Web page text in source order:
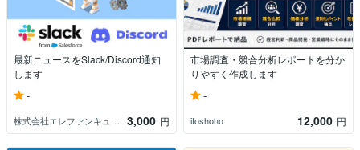
最新ニュースをSlack/Discord通知
します
-
株式会社エレファンキューブ 3,000 円
市場調査・競合分析レポートを分か
りやすく作成します
-
itoshoho 12,000 円